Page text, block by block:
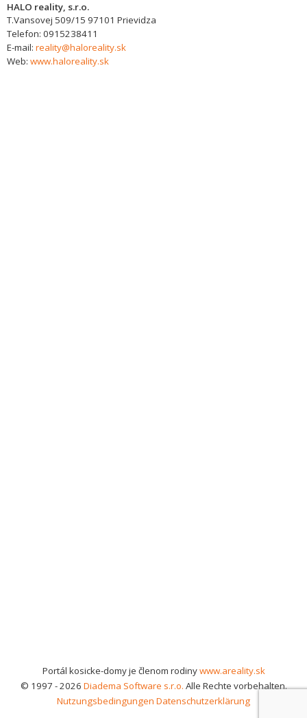
HALO reality, s.r.o.
T.Vansovej 509/15 97101 Prievidza
Telefon: 0915238411
E-mail: reality@haloreality.sk
Web: www.haloreality.sk
Portál kosicke-domy je členom rodinywww.areality.sk
© 1997 - 2026 Diadema Software s.r.o. Alle Rechte vorbehalten.
Nutzungsbedingungen Datenschutzerklärung